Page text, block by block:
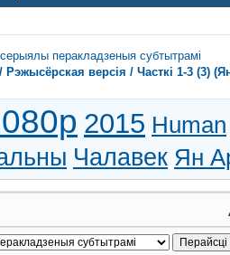
перакладзеныя субтытрамі
Рэжысёрская версія / Часткі 1-3 (3)
2015 Human
Чалавек Ян